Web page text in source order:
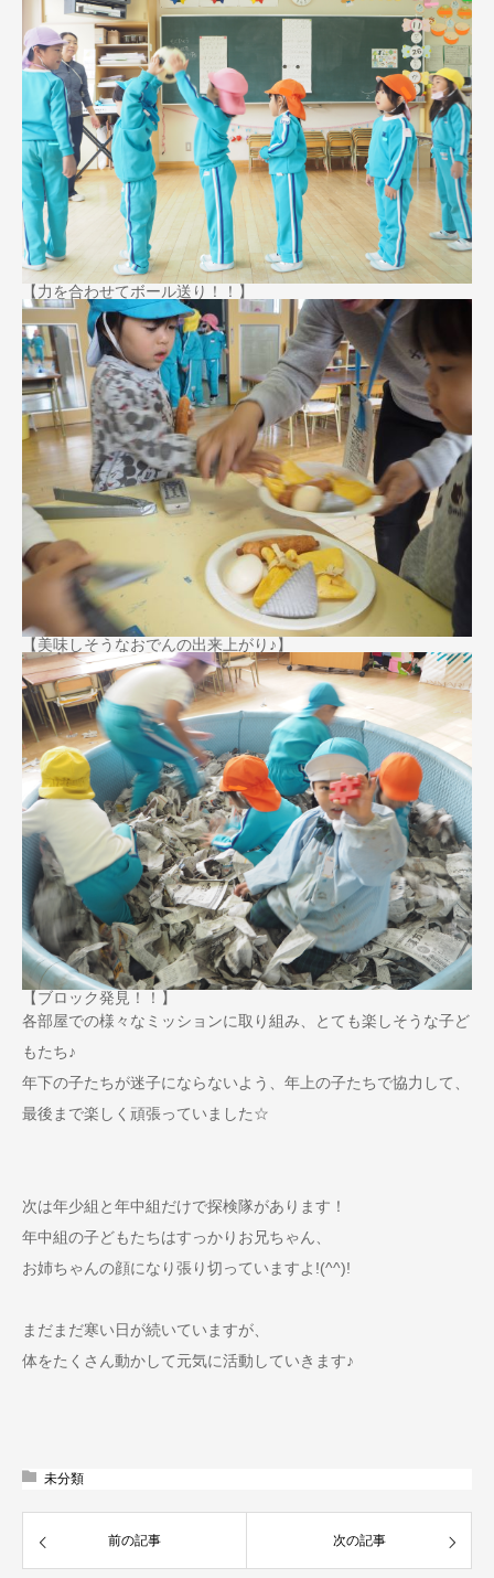
【力を合わせてボール送り！！】
【美味しそうなおでんの出来上がり♪】
【ブロック発見！！】
各部屋での様々なミッションに取り組み、とても楽しそうな子ど
もたち♪
年下の子たちが迷子にならないよう、年上の子たちで協力して、
最後まで楽しく頑張っていました☆
次は年少組と年中組だけで探検隊があります！
年中組の子どもたちはすっかりお兄ちゃん、
お姉ちゃんの顔になり張り切っていますよ!(^^)!
まだまだ寒い日が続いていますが、
体をたくさん動かして元気に活動していきます♪
未分類
前の記事 次の記事